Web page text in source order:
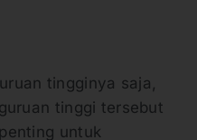
tingginya saja,
tinggi tersebut
untuk